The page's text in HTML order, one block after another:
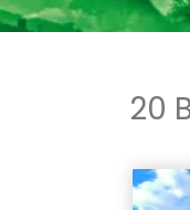
20